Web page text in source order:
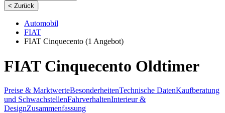
< Zurück |
Automobil
FIAT
FIAT Cinquecento (1 Angebot)
FIAT Cinquecento Oldtimer
Preise & MarktwerteBesonderheitenTechnische DatenKaufberatung
und SchwachstellenFahrverhaltenInterieur &
DesignZusammenfassung